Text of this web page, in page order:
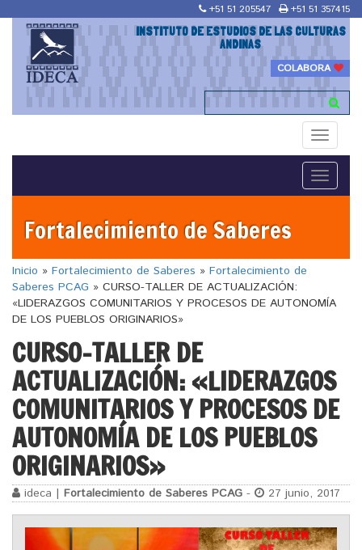
+51 51 205547 +51 51 357415
INSTITUTO DE ESTUDIOS DE LAS CULTURAS
ANDINAS
COLABORA
Toggle
Toggle
Fortalecimiento de Saberes
Inicio » Fortalecimiento de Saberes » Fortalecimiento de
Saberes PCAG » CURSO-TALLER DE ACTUALIZACIÓN:
«LIDERAZGOS COMUNITARIOS Y PROCESOS DE AUTONOMÍA
DE LOS PUEBLOS ORIGINARIOS»
CURSO-TALLER DE
ACTUALIZACIÓN: «LIDERAZGOS
COMUNITARIOS Y PROCESOS DE
AUTONOMÍA DE LOS PUEBLOS
ORIGINARIOS»
ideca | Fortalecimiento de Saberes PCAG - 27 junio, 2017